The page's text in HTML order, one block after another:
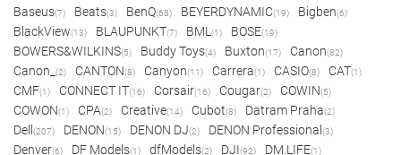
Baseus(7) Beats(3) BenQ(68) BEYERDYNAMIC(19) Bigben(6)
BlackView(13) BLAUPUNKT(7) BML (1) BOSE(19)
BOWERS&WILKINS(5) Buddy Toys(4) Buxton(17) Canon(82)
Canon_ (2) CANTON(8) Canyon(11) Carrera(1) CASIO(8) CAT(1)
CMF(1) CONNECT IT(16) Corsair(16) Cougar(2) COWIN(5)
COWON(1) CPA(2) Creative(14) Cubot(8) Datram Praha(2)
Dell (207) DENON(15) DENON DJ(2) DENON Professional (3)
Denver(6) DF Models(1) dfModels(2) DJI(92) DM.LIFE(1)